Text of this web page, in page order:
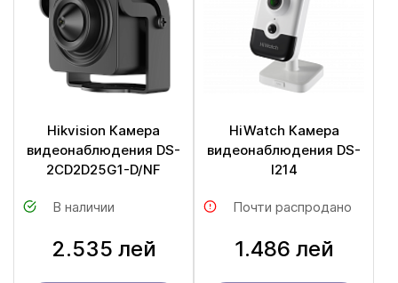
Hikvision Камера
видеонаблюдения DS-
2CD2D25G1-D/NF
В наличии
2.535 лей
HiWatch Камера
видеонаблюдения DS-
I214
Почти распродано
1.486 лей